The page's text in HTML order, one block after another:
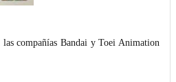
compañías Bandai y Toei Animation